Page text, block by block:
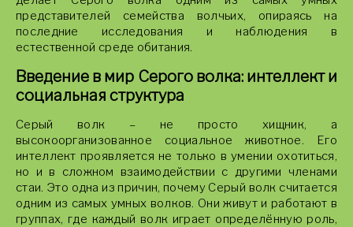
представителей семейства волчьих, опираясь на
последние исследования и наблюдения в
естественной среде обитания.
Введение в мир Серого волка: интеллект и
социальная структура
Серый волк – не просто хищник, а
высокоорганизованное социальное животное. Его
интеллект проявляется не только в умении охотиться,
но и в сложном взаимодействии с другими членами
стаи. Это одна из причин, почему Серый волк считается
одним из самых умных волков. Они живут и работают в
группах, где каждый волк играет определённую роль,